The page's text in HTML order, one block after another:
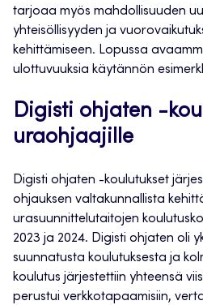
tarjoaa myös mahdollisuuden
yhteisöllisyyden ja
kehittämiseen. Lopussa
ulottuvuuksia käytännön
Digisti ohjaten -
uraohjaajille
Digisti ohjaten -koulutukset
ohjauksen valtakunnallista
urasuunnittelutaitojen
2023 ja 2024. Digisti ohjaten oli
suunnatusta koulutuksesta ja
koulutus järjestettiin yhteensä
perustui verkkotapaamisiin,